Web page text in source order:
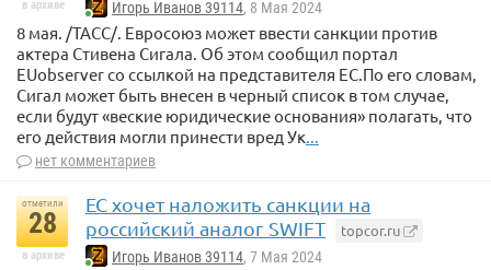
в архиве Игорь Иванов 39114, 8 Мая 2024
8 мая. /ТАСС/. Евросоюз может ввести санкции против
актера Стивена Сигала. Об этом сообщил портал
EUobserver со ссылкой на представителя ЕС.По его словам,
Сигал может быть внесен в черный список в том случае,
если будут «веские юридические основания» полагать, что
его действия могли принести вред Ук...
нет комментариев
отметили
28
в архиве
ЕС хочет наложить санкции на
российский аналог SWIFT
topcor.ru
Игорь Иванов 39114, 7 Мая 2024